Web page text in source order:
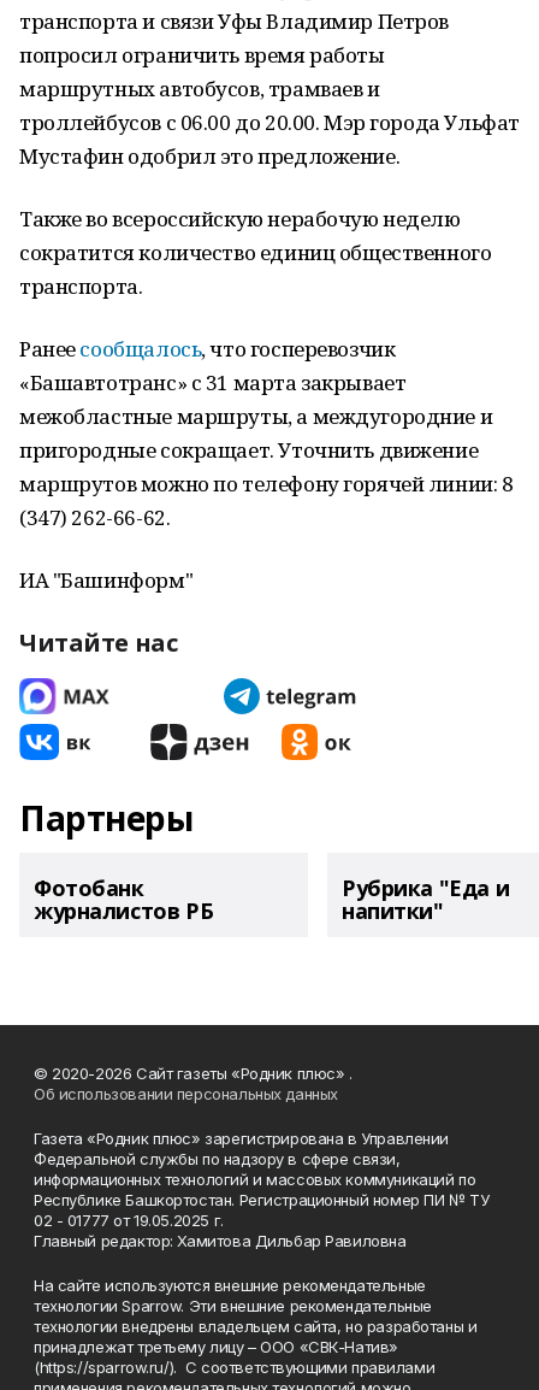
транспорта и связи Уфы Владимир Петров
попросил ограничить время работы
маршрутных автобусов, трамваев и
троллейбусов с 06.00 до 20.00. Мэр города Ульфат
Мустафин одобрил это предложение.
Также во всероссийскую нерабочую неделю
сократится количество единиц общественного
транспорта.
Ранеесообщалось, что госперевозчик
«Башавтотранс» с 31 марта закрывает
межобластные маршруты, а междугородние и
пригородные сокращает. Уточнить движение
маршрутов можно по телефону горячей линии: 8
(347) 262-66-62.
ИА "Башинформ"
Читайте нас
Партнеры
Фотобанк
журналистов РБ
Рубрика "Еда и
напитки"
© 2020-2026 Сайт газеты «Родник плюс» .
Об использовании персональных данных
Газета «Родник плюс» зарегистрирована в Управлении
Федеральной службы по надзору в сфере связи,
информационных технологий и массовых коммуникаций по
Республике Башкортостан. Регистрационный номер ПИ № ТУ
02 - 01777 от 19.05.2025 г.
Главный редактор: Хамитова Дильбар Равиловна
На сайте используются внешние рекомендательные
технологии Sparrow. Эти внешние рекомендательные
технологии внедрены владельцем сайта, но разработаны и
принадлежат третьему лицу – ООО «СВК-Натив»
(https://sparrow.ru/). С соответствующими правилами